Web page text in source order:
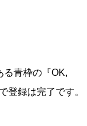
る青枠の『OK,
登録は完了です。